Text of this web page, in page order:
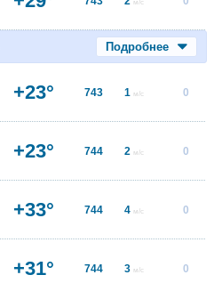
Подробнее
+23° 743 1 м/с 0
+23° 744 2 м/с 0
+33° 744 4 м/с 0
+31° 744 3 м/с 0